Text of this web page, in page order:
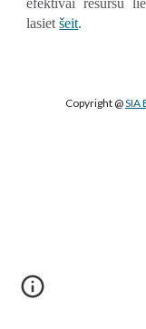
efektīvai resursu
lasietšeit.
Copyright @ SIA